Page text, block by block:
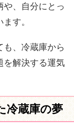
や、自分にとっ
す。
、冷蔵庫から
を解決する運気
冷蔵庫の夢